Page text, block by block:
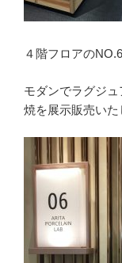
４階フロアのNO.6
モダンでラグジ
焼を展示販売いた